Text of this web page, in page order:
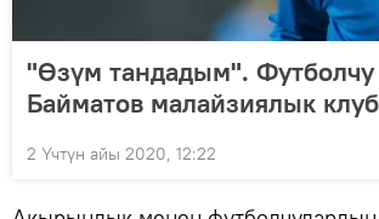
"Өзүм тандадым". Футболчу
Байматов малайзиялык
2 Үчтүн айы 2020, 12:22